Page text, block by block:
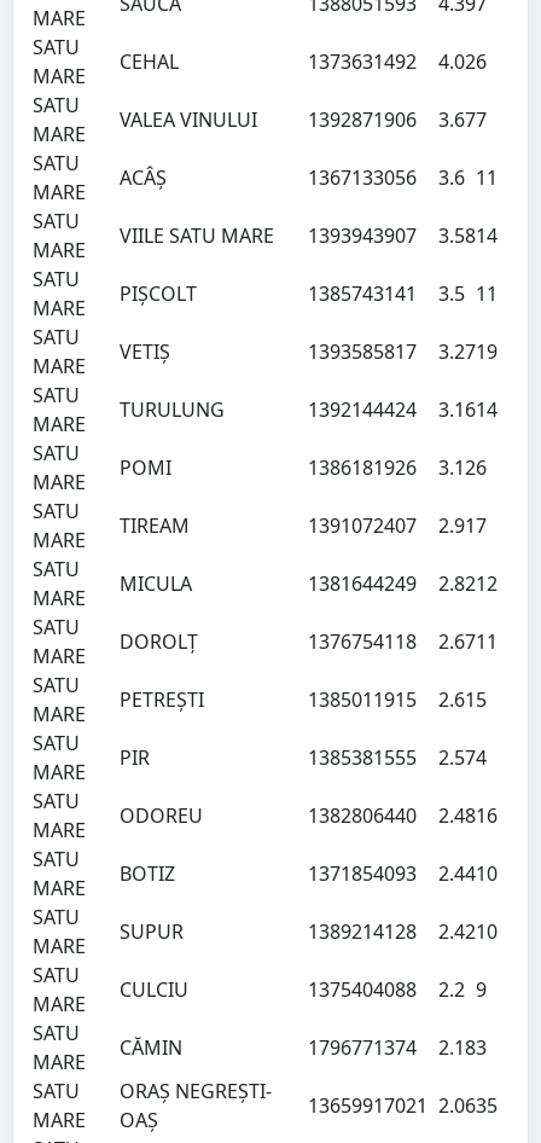
MARE
SATU
MARE
CEHAL 1373631492 4.026
SATU
MARE
VALEA VINULUI 1392871906 3.677
SATU
MARE
ACÂŞ 1367133056 3.6 11
SATU
MARE
VIILE SATU MARE 1393943907 3.5814
SATU
MARE
PIŞCOLT 1385743141 3.5 11
SATU
MARE
VETIŞ 1393585817 3.2719
SATU
MARE
TURULUNG 1392144424 3.1614
SATU
MARE
POMI 1386181926 3.126
SATU
MARE
TIREAM 1391072407 2.917
SATU
MARE
MICULA 1381644249 2.8212
SATU
MARE
DOROLŢ 1376754118 2.6711
SATU
MARE
PETREŞTI 1385011915 2.615
SATU
MARE
PIR 1385381555 2.574
SATU
MARE
ODOREU 1382806440 2.4816
SATU
MARE
BOTIZ 1371854093 2.4410
SATU
MARE
SUPUR 1389214128 2.4210
SATU
MARE
CULCIU 1375404088 2.2 9
SATU
MARE
CĂMIN 1796771374 2.183
SATU
MARE
ORAŞ NEGREŞTI-
OAŞ
13659917021 2.0635